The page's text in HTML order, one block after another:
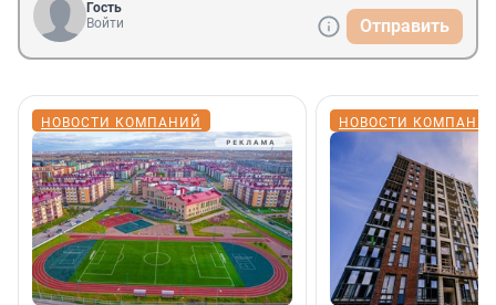
Гость
Войти
Отправить
НОВОСТИ КОМПАНИЙ НОВОСТИ